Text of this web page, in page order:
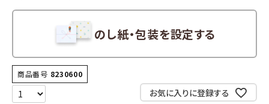
のし紙・包装を設定する
商品番号 8230600
お気に入りに登録する